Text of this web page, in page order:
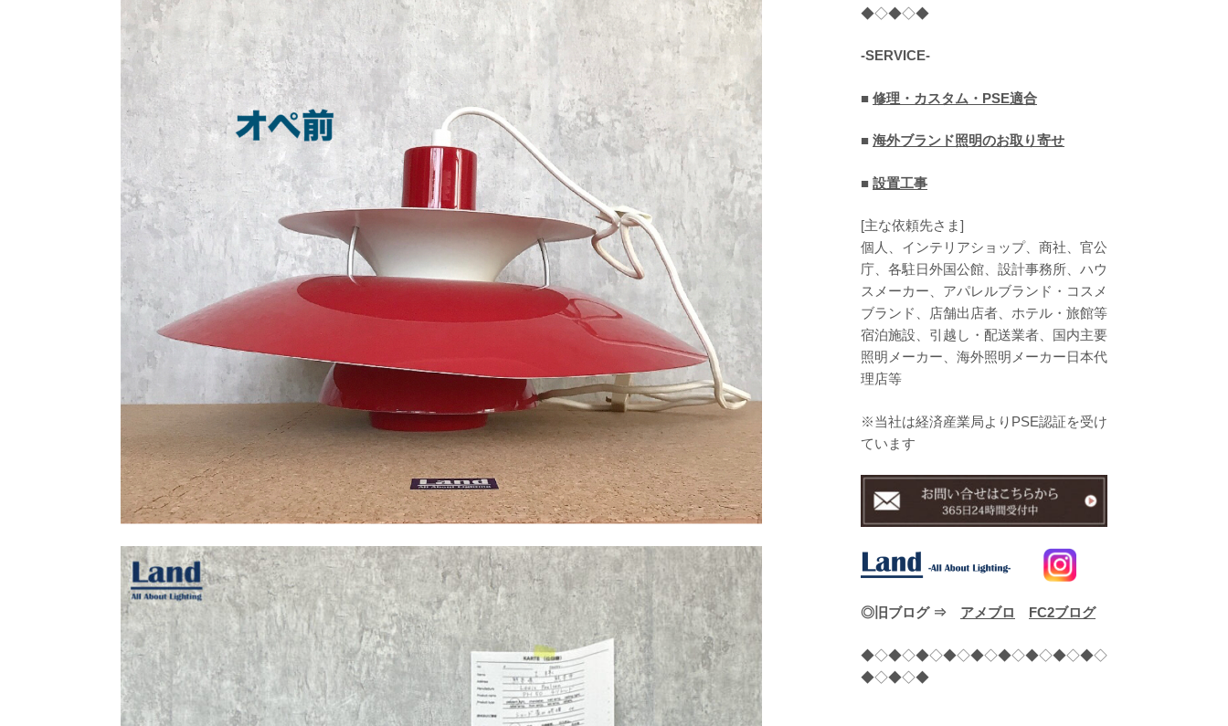
◆◇◆◇◆
-SERVICE-
■ 修理・カスタム・PSE適合
■ 海外ブランド照明のお取り寄せ
■ 設置工事
[主な依頼先さま]
個人、インテリアショップ、商社、官公
庁、各駐日外国公館、設計事務所、ハウ
スメーカー、アパレルブランド・コスメ
ブランド、店舗出店者、ホテル・旅館等
宿泊施設、引越し・配送業者、国内主要
照明メーカー、海外照明メーカー日本代
理店等
※当社は経済産業局よりPSE認証を受け
ています
◎旧ブログ ⇒ アメブロ FC2ブログ
◆◇◆◇◆◇◆◇◆◇◆◇◆◇◆◇◆◇
◆◇◆◇◆